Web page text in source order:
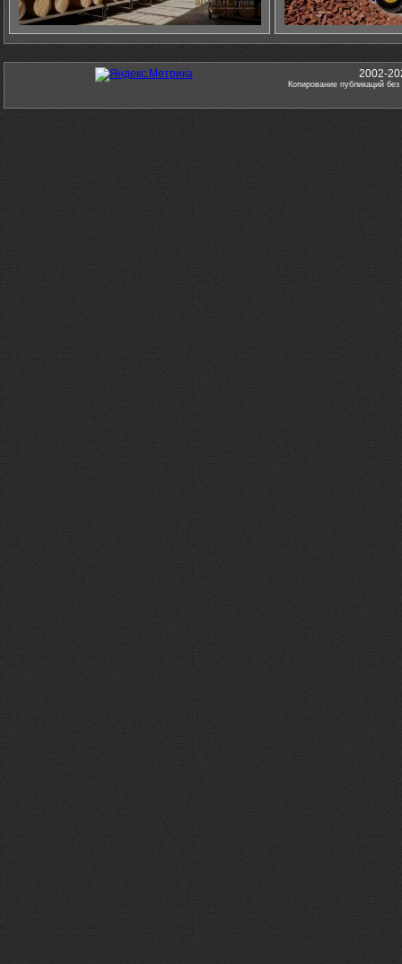
2002-
Копирование публикаций